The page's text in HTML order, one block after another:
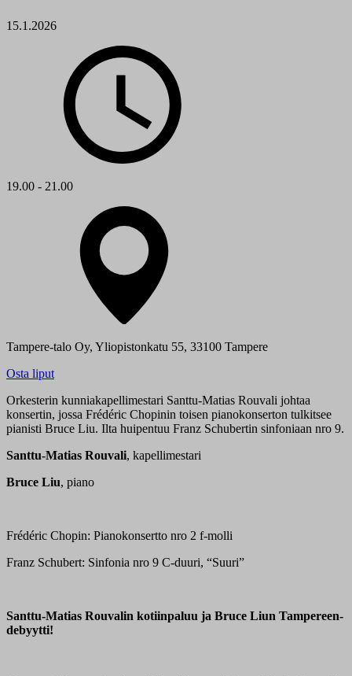
15.1.2026
19.00 - 21.00
Tampere-talo Oy, Yliopistonkatu 55, 33100 Tampere
Osta liput
Orkesterin kunniakapellimestari Santtu-Matias Rouvali johtaa
konsertin, jossa Frédéric Chopinin toisen pianokonserton tulkitsee
pianisti Bruce Liu. Ilta huipentuu Franz Schubertin sinfoniaan nro 9.
Santtu-Matias Rouvali, kapellimestari
Bruce Liu, piano
Frédéric Chopin: Pianokonsertto nro 2 f-molli
Franz Schubert: Sinfonia nro 9 C-duuri, “Suuri”
Santtu-Matias Rouvalin kotiinpaluu ja Bruce Liun Tampereen-
debyytti!